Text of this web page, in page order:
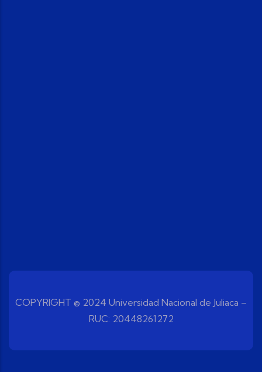
COPYRIGHT © 2024 Universidad Nacional de Juliaca –
RUC: 20448261272